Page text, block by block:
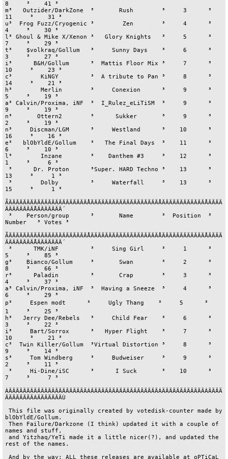
8     ³    41 ³
m³   Outzider/DarkZone  ³       Rush        ³     3      ³
11     ³    31 ³
u³  Frog Fuzz/Cryogenic ³        Zen        ³     4      ³
4     ³    30 ³
l³ Ghoul & Mike X/Xenon ³   Glory Knights   ³     5      ³
7     ³    29 ³
t³    $volkraq/Gollum   ³     Sunny Days    ³     6      ³
3     ³    27 ³
i³      B&H/Gollum      ³  Mattis Floor Mix ³     7      ³
10     ³    23 ³
c³        KiNGY         ³  A tribute to Pan ³     8      ³
14     ³    21 ³
h³        Merlin        ³     Conexion      ³     9      ³
5     ³    19 ³
a³ Calvin/Proxima, iNF  ³  I_Rulez_eLiTiSM  ³     9      ³
9     ³    19 ³
n³       Ottern2        ³      Sukker       ³     9      ³
2     ³    19 ³
n³     Discman/LGM      ³     Westland      ³    10      ³
16     ³    16 ³
e³   blObYldE/Gollum    ³   The Final Days  ³    11      ³
6     ³    10 ³
l³        Inzane        ³    Danthem #3     ³    12      ³
1     ³     6 ³
13     ³     1 ³
15     ³     1 ³
ÃÄÄÄÄÄÄÄÄÄÄÄÄÄÄÄÄÄÄÄÄÄÄÅÄÄÄÄÄÄÄÄÄÄÄÄÄÄÄÄÄÄÄÅÄÄÄÄÄÄÄÄÄÄÄÄÅÄÄÄÄ
ÄÄÄÄÄÄÄÄÅÄÄÄÄÄÄÄ´
Number   ³ Votes ³
ÃÄÄÄÄÄÄÄÄÄÄÄÄÄÄÄÄÄÄÄÄÄÄÅÄÄÄÄÄÄÄÄÄÄÄÄÄÄÄÄÄÄÄÅÄÄÄÄÄÄÄÄÄÄÄÄÅÄÄÄÄ
ÄÄÄÄÄÄÄÄÅÄÄÄÄÄÄÄ´
5     ³    85 ³
g³    Bianco/Gollum     ³       Swan        ³     2      ³
8     ³    66 ³
r³      Paladin         ³       Crap        ³     3      ³
4     ³    37 ³
a³ Calvin/Proxima, iNF  ³  Having a Sneeze  ³     4      ³
6     ³    29 ³
p³     Espen modt      ³     Ugly Thang    ³     5      ³
1     ³    25 ³
h³   Jerry Dee/Rebels   ³     Child Fear    ³     6      ³
3     ³    22 ³
i³     Bart/Sorrox      ³   Hyper Flight    ³     7      ³
10     ³    21 ³
c³  Twin Killer/Gollum  ³Virtual Distortion ³     8      ³
9     ³    14 ³
s³     Tom Windberg     ³     Budweiser     ³     9      ³
2     ³    11 ³
7     ³     7 ³
ÀÄÄÄÄÄÄÄÄÄÄÄÄÄÄÄÄÄÄÄÄÄÄÁÄÄÄÄÄÄÄÄÄÄÄÄÄÄÄÄÄÄÄÁÄÄÄÄÄÄÄÄÄÄÄÄÁÄÄÄÄ
ÄÄÄÄÄÄÄÄÁÄÄÄÄÄÄÄÙ
blObYldE/Gollum.
names and stuff,
rest of the names.